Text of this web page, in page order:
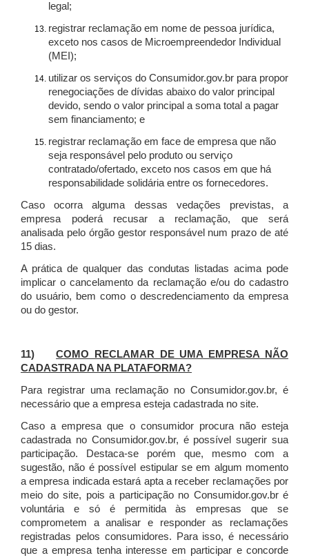
legal;
registrar reclamação em nome de pessoa jurídica,
exceto nos casos de Microempreendedor Individual
(MEI);
utilizar os serviços do Consumidor.gov.br para propor
renegociações de dívidas abaixo do valor principal
devido, sendo o valor principal a soma total a pagar
sem financiamento; e
registrar reclamação em face de empresa que não
seja responsável pelo produto ou serviço
contratado/ofertado, exceto nos casos em que há
responsabilidade solidária entre os fornecedores.
Caso ocorra alguma dessas vedações previstas, a
empresa poderá recusar a reclamação, que será
analisada pelo órgão gestor responsável num prazo de até
15 dias.
A prática de qualquer das condutas listadas acima pode
implicar o cancelamento da reclamação e/ou do cadastro
do usuário, bem como o descredenciamento da empresa
ou do gestor.
11)COMO RECLAMAR DE UMA EMPRESA NÃO
CADASTRADA NA PLATAFORMA?
Para registrar uma reclamação no Consumidor.gov.br, é
necessário que a empresa esteja cadastrada no site.
Caso a empresa que o consumidor procura não esteja
cadastrada no Consumidor.gov.br, é possível sugerir sua
participação. Destaca-se porém que, mesmo com a
sugestão, não é possível estipular se em algum momento
a empresa indicada estará apta a receber reclamações por
meio do site, pois a participação no Consumidor.gov.br é
voluntária e só é permitida às empresas que se
comprometem a analisar e responder as reclamações
registradas pelos consumidores. Para isso, é necessário
que a empresa tenha interesse em participar e concorde